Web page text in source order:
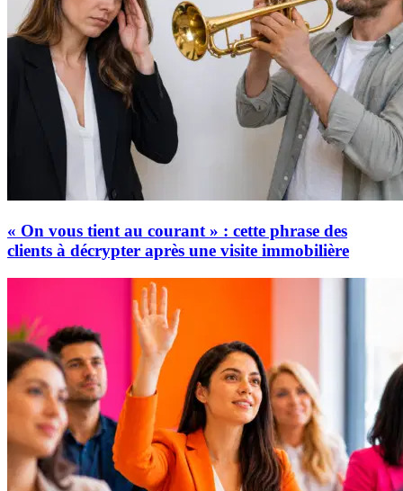
« On vous tient au courant » : cette phrase des
clients à décrypter après une visite immobilière